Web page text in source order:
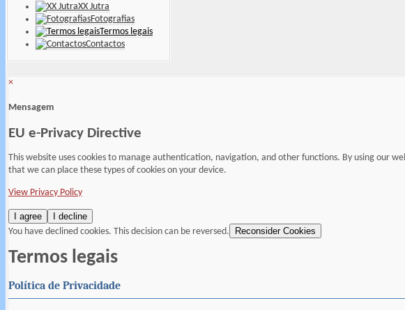
XX Jutra
Fotografias
Termos legais
Contactos
×
Mensagem
EU e-Privacy Directive
This website uses cookies to manage authentication, navigation, and other functions. By using our
that we can place these types of cookies on your device.
View Privacy Policy
I agree
I decline
You have declined cookies. This decision can be reversed.
Reconsider Cookies
Termos legais
Política de Privacidade